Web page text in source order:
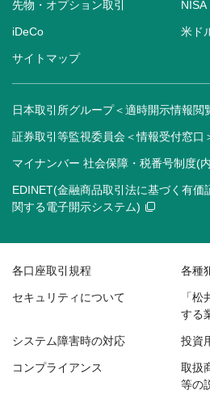
先物・オプション取引 NISA
iDeCo 米ド
サイトマップ
日本取引所グループ＜適時開示情報閲
証券取引等監視委員会＜情報受付窓口
マイナンバー 社会保障・税番号制度(
EDINET(金融商品取引法に基づく有価
関する電子開示システム)
各口座取引規程 各種
セキュリティについて
「
する
システム障害時の対応 投資
コンプライアンス
取扱
等の